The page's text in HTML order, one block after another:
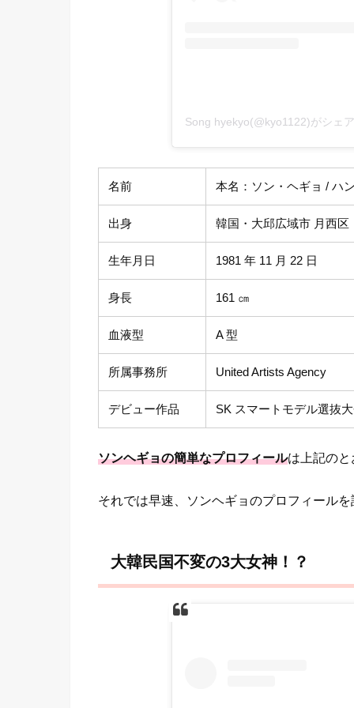
Song hyekyo(@kyo1122)がシェ
名前 本名：ソン・ヘギョ / ハ
出身 韓国・大邱広域市 月西区
生年月日 1981 年 11 月 22 日
身長 161 ㎝
血液型 A 型
所属事務所 United Artists Agency
デビュー作品 SK スマートモデル選抜
ソンヘギョの簡単なプロフィールは上記の
それでは早速、ソンヘギョのプロフィール
大韓民国不変の3大女神！？